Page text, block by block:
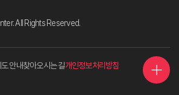
All Rights Reserved.
안내찾아오시는 길개인정보처리방침